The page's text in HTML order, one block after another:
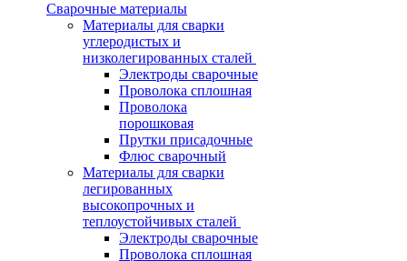
Сварочные материалы
Материалы для сварки
углеродистых и
низколегированных сталей
Электроды сварочные
Проволока сплошная
Проволока
порошковая
Прутки присадочные
Флюс сварочный
Материалы для сварки
легированных
высокопрочных и
теплоустойчивых сталей
Электроды сварочные
Проволока сплошная